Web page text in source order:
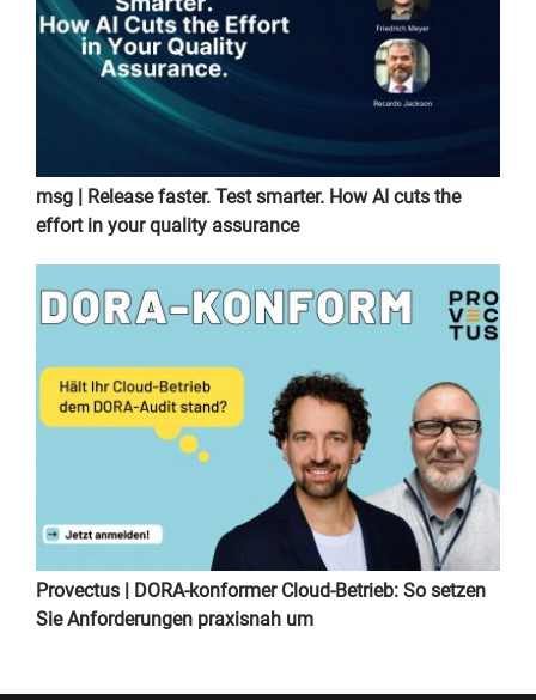
msg | Release faster. Test smarter. How AI cuts the
effort in your quality assurance
Provectus | DORA-konformer Cloud-Betrieb: So setzen
Sie Anforderungen praxisnah um